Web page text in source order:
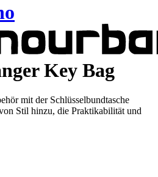
Key Bag
mit der Schlüsselbundtasche
Stil hinzu, die Praktikabilität und